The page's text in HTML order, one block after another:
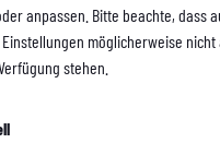
anpassen. Bitte beachte, dass
möglicherweise
stehen.
MIT